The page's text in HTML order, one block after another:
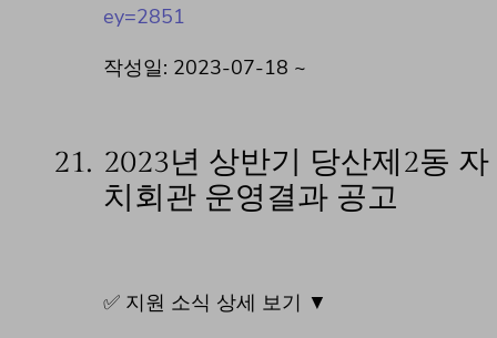
ey=2851
작성일: 2023-07-18 ~
21. 2023년 상반기 당산제2동 자
치회관 운영결과 공고
✅ 지원 소식 상세 보기 ▼